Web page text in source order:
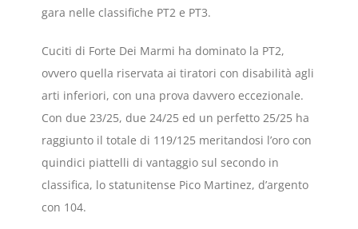
gara nelle classifiche PT2 e PT3.
Cuciti di Forte Dei Marmi ha dominato la PT2,
ovvero quella riservata ai tiratori con disabilità agli
arti inferiori, con una prova davvero eccezionale.
Con due 23/25, due 24/25 ed un perfetto 25/25 ha
raggiunto il totale di 119/125 meritandosi l’oro con
quindici piattelli di vantaggio sul secondo in
classifica, lo statunitense Pico Martinez, d’argento
con 104.